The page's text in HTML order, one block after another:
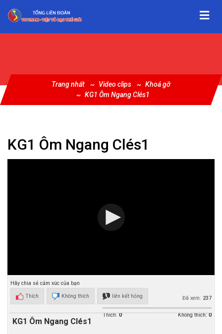
Trang nhất Video clips
Khoá gỡ
KG1 Ôm Ngang Clés1
KG1 Ôm Ngang Clés1
Hãy chia sẻ cảm xúc của bạn
Thích
Không thích liên kết hỏng Đã xem: 237
Thích:0 Không thích:0
KG1 Ôm Ngang Clés1